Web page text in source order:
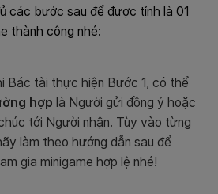
các bước sau để được tính là 01
thành công nhé:
Bác tài thực hiện Bước 1, có thể
hợp là Người gửi đồng ý hoặc
tới Người nhận. Tùy vào từng
làm theo hướng dẫn sau để
gia minigame hợp lệ nhé!